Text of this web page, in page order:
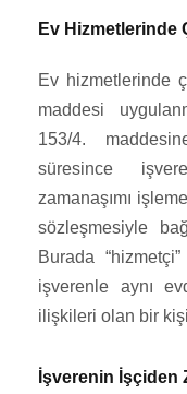
Ev Hizmetlerinde
Ev hizmetlerinde
maddesi
153/4.
süresince
zamanaşımı
sözleşmesiyle
Burada
işverenle aynı
ilişkileri olan bir
İşverenin İşçiden